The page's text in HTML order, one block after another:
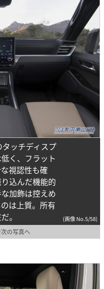
ッチディスプ
く、フラット
視認性も確
込んだ機能的
加飾は控えめ
は上質。所有
。
(画像 No.5/58)
の写真へ